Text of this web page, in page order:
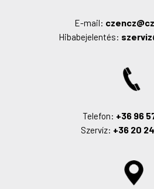
E-mail:
Hibabejelentés:
Telefon: +36 96
Szervíz: +36 20